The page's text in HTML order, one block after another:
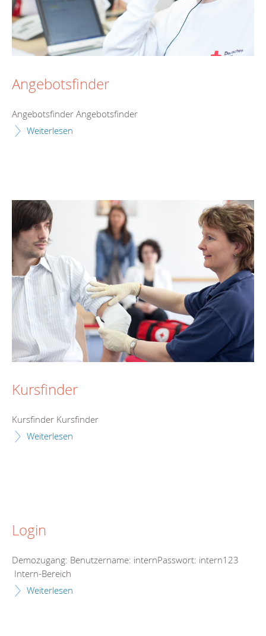
Angebotsfinder
Angebotsfinder Angebotsfinder
Weiterlesen
Kursfinder
Kursfinder Kursfinder
Weiterlesen
Login
Demozugang: Benutzername: internPasswort: intern123
Intern-Bereich
Weiterlesen